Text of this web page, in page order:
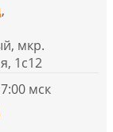
,
мкр.
1с12
мск